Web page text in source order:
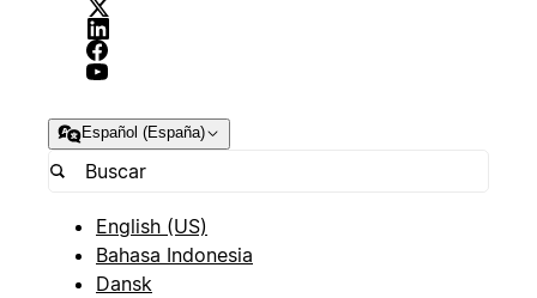
Español (España)
English (US)
Bahasa Indonesia
Dansk